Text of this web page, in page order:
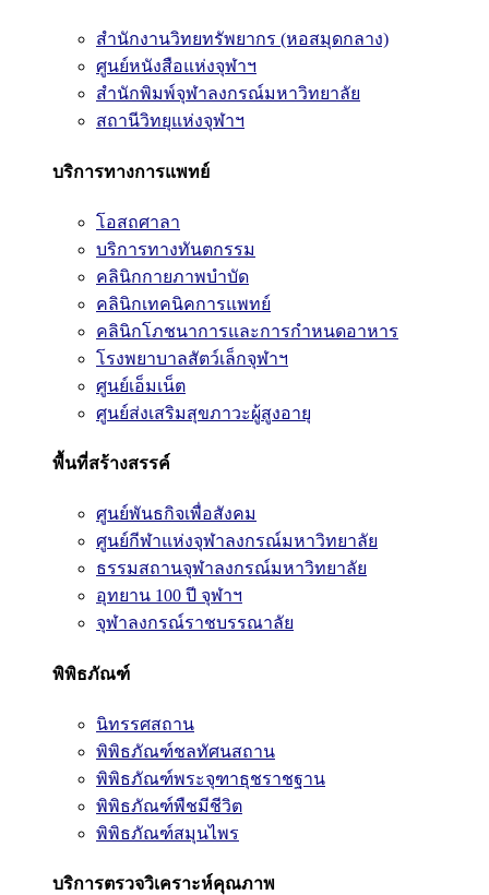
สำนักงานวิทยทรัพยากร (หอสมุดกลาง)
ศูนย์หนังสือแห่งจุฬาฯ
สำนักพิมพ์จุฬาลงกรณ์มหาวิทยาลัย
สถานีวิทยุแห่งจุฬาฯ
บริการทางการแพทย์
โอสถศาลา
บริการทางทันตกรรม
คลินิกกายภาพบำบัด
คลินิกเทคนิคการแพทย์
คลินิกโภชนาการและการกำหนดอาหาร
โรงพยาบาลสัตว์เล็กจุฬาฯ
ศูนย์เอ็มเน็ต
ศูนย์ส่งเสริมสุขภาวะผู้สูงอายุ
พื้นที่สร้างสรรค์
ศูนย์พันธกิจเพื่อสังคม
ศูนย์กีฬาแห่งจุฬาลงกรณ์มหาวิทยาลัย
ธรรมสถานจุฬาลงกรณ์มหาวิทยาลัย
อุทยาน 100 ปี จุฬาฯ
จุฬาลงกรณ์ราชบรรณาลัย
พิพิธภัณฑ์
นิทรรศสถาน
พิพิธภัณฑ์ชลทัศนสถาน
พิพิธภัณฑ์พระจุฑาธุชราชฐาน
พิพิธภัณฑ์พืชมีชีวิต
พิพิธภัณฑ์สมุนไพร
บริการตรวจวิเคราะห์คุณภาพ